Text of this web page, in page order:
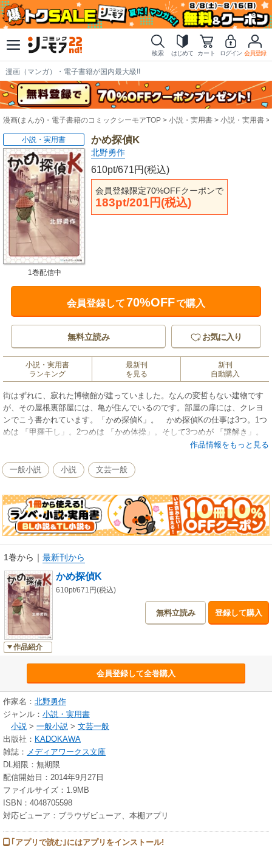
検索 はじめて カート ログイン 会員登録
漫画（マンガ）・電子書籍が国内最大級!!
漫画(まんが)・電子書籍のコミックシーモアTOP 小説・実用書 小説・実用書
かめ探偵K
北野勇作
610pt/671円(税込)
会員登録限定70%OFFクーポンで
183pt/201円(税込)
小説・実用書
1巻配信中
会員登録して70%OFFで購入
無料立読み お気に入り
小説・実用書
ランキング
最新刊
を見る
新刊
自動購入
街はずれに、寂れた博物館が建っていました。なんの変哲もない建物です
が、その屋根裏部屋には、亀が住んでいるのです。部屋の扉には、クレヨ
ンでこう書かれています。「かめ探偵K」。 かめ探偵Kの仕事は3つ。1つ
めは 「甲羅干し」。2つめは 「かめ体操」。そして3つめが 「謎解き」。
依頼人が持ち込んでくる奇想天外な謎を、かめ探偵Kは甲羅の中で推理して
ぐ、どこか懐かしい、でも近未来の小さな小さなおはなし。
作品情報をもっと見る
一般小説 小説 文芸一般
1巻から ｜ 最新刊から
作品紹介
かめ探偵K
610pt/671円(税込)
無料立読み 登録して購入
会員登録して全巻購入
作家名： 北野勇作
ジャンル： 小説・実用書
小説 > 一般小説 > 文芸一般
出版社： KADOKAWA
雑誌： メディアワークス文庫
DL期限：無期限
配信開始日：2014年9月27日
ファイルサイズ：1.9MB
ISBN：4048705598
対応ビューア：ブラウザビューア、本棚アプリ
｢アプリで読む｣にはアプリをインストール!